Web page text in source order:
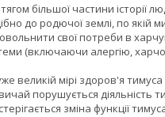
більшої частини історії
до родючої землі, по якій
свої потреби в
(включаючи алергію,
великій мірі здоров'я
порушується діяльність
зміна функції